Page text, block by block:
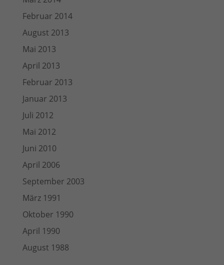
Februar 2014
August 2013
Mai 2013
April 2013
Februar 2013
Januar 2013
Juli 2012
Mai 2012
Juni 2010
April 2006
September 2003
März 1991
Oktober 1990
April 1990
August 1988